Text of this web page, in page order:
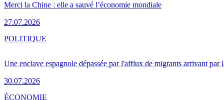
Merci la Chine : elle a sauvé l’économie mondiale
27.07.2026
Une enclave espagnole dépassée par l'afflux de migrants arrivant par
30.07.2026
POLITIQUE
ÉCONOMIE